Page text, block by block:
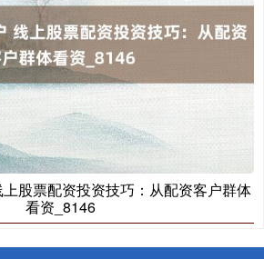
股票配资投资技巧：从配资客户群体
看资_8146